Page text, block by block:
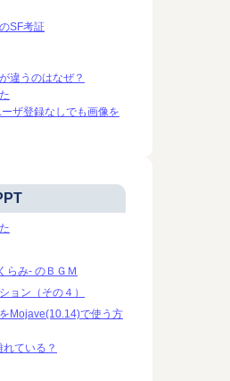
SF考証
違うのはなぜ？
ザ登録なしでも画像を
らみ- のＢＧＭ
ョン（その４）
Mojave(10.14)で使う方
ている？